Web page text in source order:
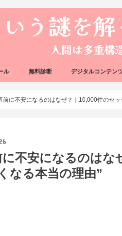
ル 無料診断 デジタルコンテン
前に不安になるのはなぜ？｜10,000件のセ
不安になるのはな
なる本当の理由”